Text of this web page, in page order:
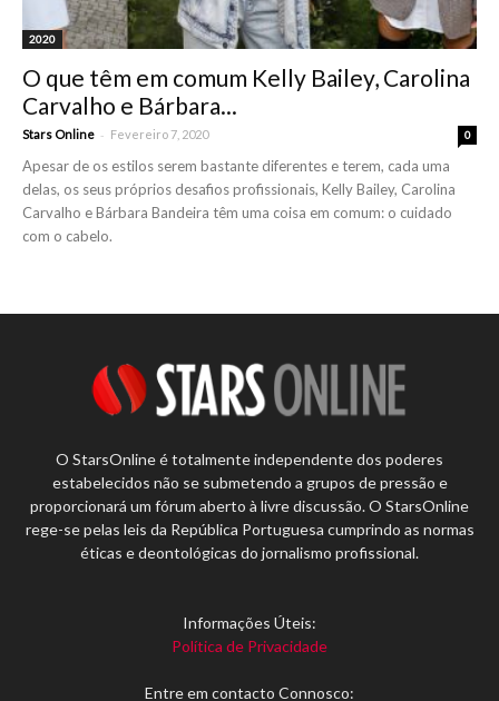
2020
O que têm em comum Kelly Bailey, Carolina
Carvalho e Bárbara...
Stars Online - Fevereiro 7, 2020 0
Apesar de os estilos serem bastante diferentes e terem, cada uma
delas, os seus próprios desafios profissionais, Kelly Bailey, Carolina
Carvalho e Bárbara Bandeira têm uma coisa em comum: o cuidado
com o cabelo.
O StarsOnline é totalmente independente dos poderes
estabelecidos não se submetendo a grupos de pressão e
proporcionará um fórum aberto à livre discussão. O StarsOnline
rege-se pelas leis da República Portuguesa cumprindo as normas
éticas e deontológicas do jornalismo profissional.
Informações Úteis:
Política de Privacidade
Entre em contacto Connosco: